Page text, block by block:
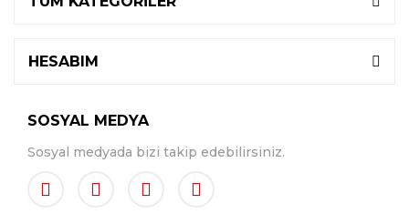
HESABIM
SOSYAL MEDYA
Sosyal medyada bizi takip edebilirsiniz.